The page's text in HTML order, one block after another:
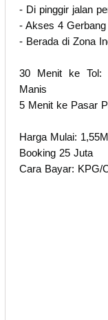
- Di pinggir jalan
- Akses 4 Gerbang
- Berada di Zona
30 Menit ke Tol:
Manis
5 Menit ke Pasar
Harga Mulai:
Booking 25 Juta
Cara Bayar: KPG/